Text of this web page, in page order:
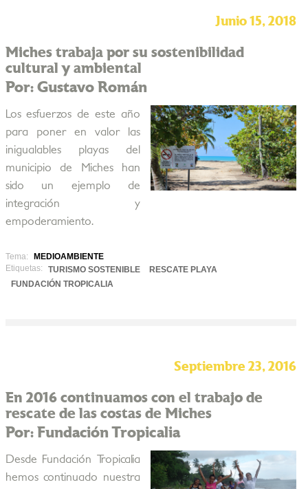
Junio 15, 2018
Miches trabaja por su sostenibilidad
cultural y ambiental
Por: Gustavo Román
Los esfuerzos de este año
para poner en valor las
inigualables playas del
municipio de Miches han
sido un ejemplo de
integración y
empoderamiento.
Tema:
MEDIOAMBIENTE
Etiquetas:
TURISMO SOSTENIBLE
RESCATE PLAYA
FUNDACIÓN TROPICALIA
Septiembre 23, 2016
En 2016 continuamos con el trabajo de
rescate de las costas de Miches
Por: Fundación Tropicalia
Desde Fundación Tropicalia
hemos continuado nuestra